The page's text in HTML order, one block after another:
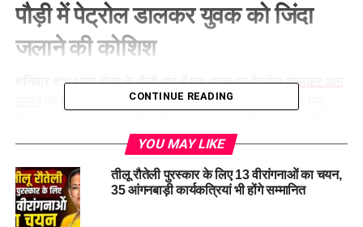
पौड़ी में पेट्रोल डालकर युवक को जिंदा
जलाने की कोशिश
शनिवार शाम थाना क्षेत्र के रौली गांव में एक युवक परपेट्रोल डालकर आग
का मामला सामने आया। घटना में युवक गंभीर रूप से झुलस गया,
बुरी तरह झुलसा युवक, हालत गंभीर
पुलिस के अनुसार घायल की पहचान रौली गांवनिवासी वीरेंद्र सिंह (40) के
रूप में हुई है। सूचना मिलते ही पुलिस टीम मौके पर पहुंची और 108 एंबुलेंस
CONTINUE READING
YOU MAY LIKE
तीलू रौतेली पुरस्कार के लिए 13 वीरांगनाओं का चयन,
35 आंगनबाड़ी कार्यकत्रियां भी होंगे सम्मानित